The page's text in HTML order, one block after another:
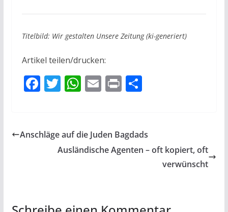
Titelbild: Wir gestalten Unsere Zeitung (ki-generiert)
Artikel teilen/drucken:
F
b
T
er
W
s
A
E
l
PrT
n
Anschläge auf die Juden Bagdads
Ausländische Agenten – oft kopiert, oft
verwünscht